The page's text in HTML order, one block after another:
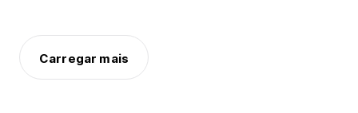
Carregar mais